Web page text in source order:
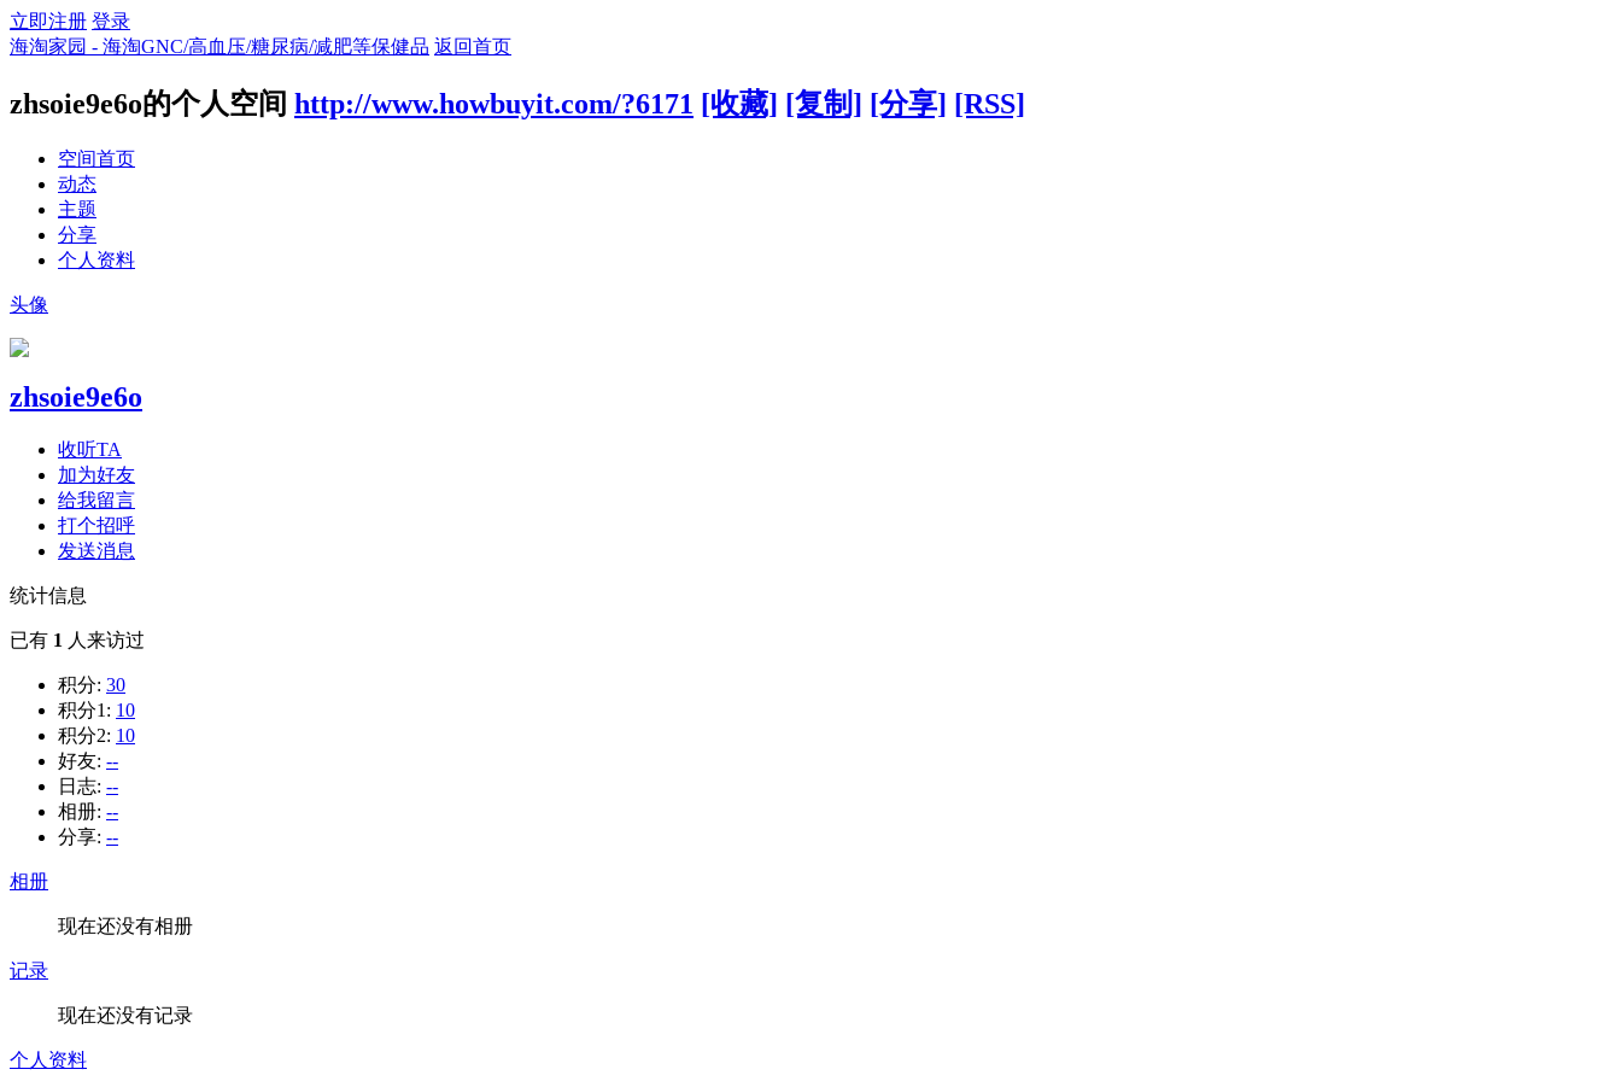
立即注册 登录
海淘家园 - 海淘GNC/高血压/糖尿病/减肥等保健品 返回首页
zhsoie9e6o的个人空间 http://www.howbuyit.com/?6171 [收藏] [复制] [分享] [RSS]
空间首页
动态
主题
分享
个人资料
头像
zhsoie9e6o
收听TA
加为好友
给我留言
打个招呼
发送消息
统计信息
已有 1 人来访过
积分: 30
积分1: 10
积分2: 10
好友: --
日志: --
相册: --
分享: --
相册
现在还没有相册
记录
现在还没有记录
个人资料